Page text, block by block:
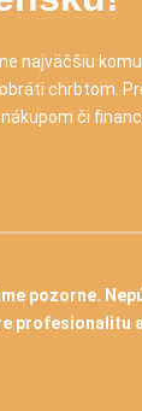
najväčšiu
chrbtom.
či
pozorne.
profesionalitu